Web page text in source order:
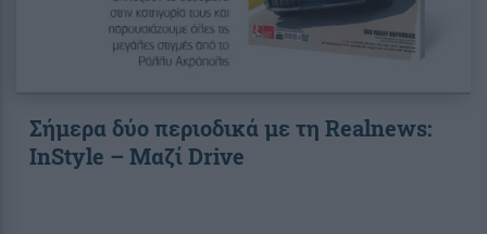
Σήμερα δύο περιοδικά με τη Realnews:
InStyle – Μαζί Drive